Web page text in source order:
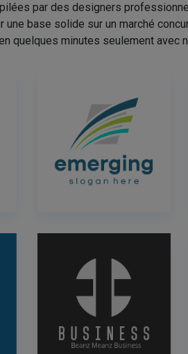
par des designers
base solide sur un marché
quelques minutes seulement avec